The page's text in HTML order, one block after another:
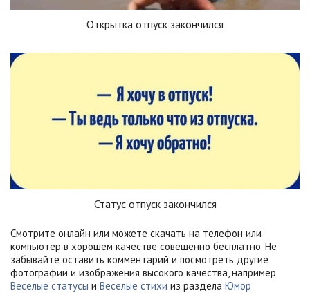
Открытка отпуск закончился
Статус отпуск закончился
Смотрите онлайн или можете скачать на телефон или
компьютер в хорошем качестве совешенно бесплатно. Не
забывайте оставить комментарий и посмотреть другие
фотографии и изображения высокого качества, например
Веселые статусы и Веселые стихи из раздела Юмор